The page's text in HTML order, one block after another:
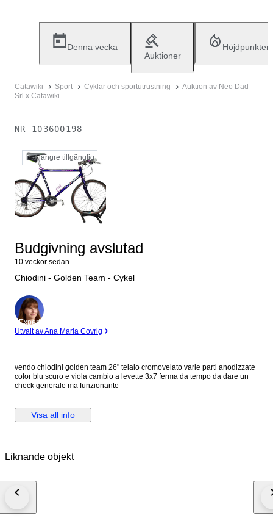
Denna vecka
Auktioner
Höjdpunkter
Catawiki Sport Cyklar och sportutrustning
Auktion av Neo Dad
Srl x Catawiki
NR 103600198
Inte längre tillgänglig
Budgivning avslutad
10 veckor sedan
Chiodini - Golden Team - Cykel
Expert
Utvalt av Ana Maria Covrig
vendo chiodini golden team 26" telaio cromovelato varie parti anodizzate
color blu scuro e viola cambio a levette 3x7 ferma da tempo da dare un
check generale ma funzionante
Visa all info
Liknande objekt